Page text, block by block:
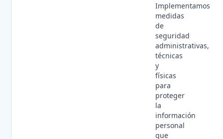
Implementamos
medidas
de
seguridad
administrativas,
técnicas
y
físicas
para
proteger
la
información
personal
que